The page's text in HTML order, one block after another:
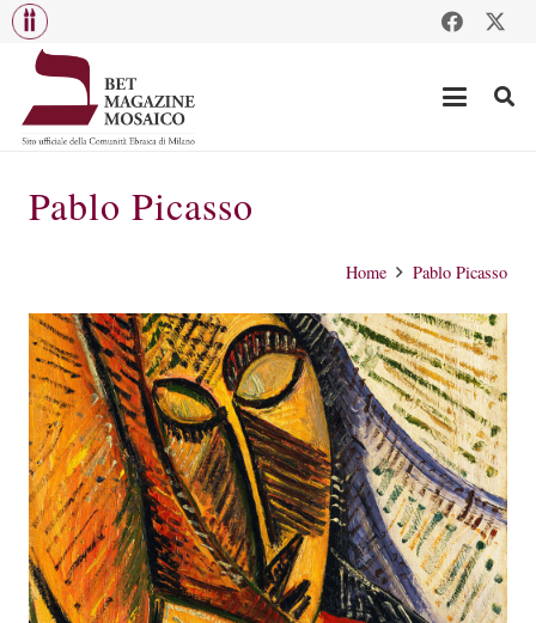
Pablo Picasso
Home Pablo Picasso